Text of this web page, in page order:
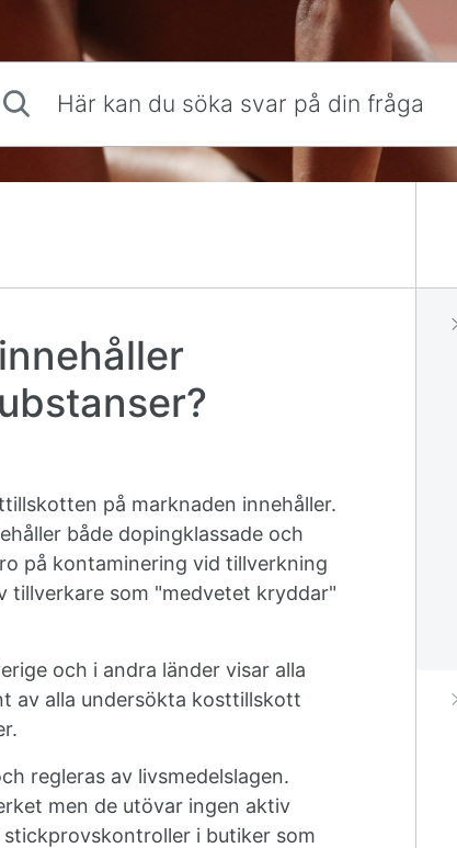
på marknaden innehåller.
både dopingklassade och
på kontaminering vid tillverkning
tillverkare som "medvetet kryddar"
och i andra länder visar alla
av alla undersökta kosttillskott
regleras av livsmedelslagen.
men de utövar ingen aktiv
i butiker som